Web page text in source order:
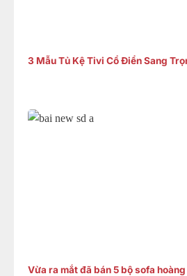
3 Mẫu Tủ Kệ Tivi Cổ Điển Sang
Vừa ra mắt đã bán 5 bộ sofa